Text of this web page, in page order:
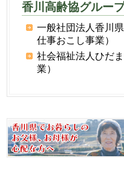
香川高齢協グルー
一般社団法人香川
仕事おこし事業）
社会福祉法人ひだ
業）